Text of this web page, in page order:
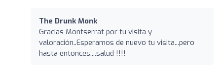
The Drunk Monk
Gracias Montserrat por tu visita y
valoración..Esperamos de nuevo tu visita...pero
hasta entonces....salud !!!!